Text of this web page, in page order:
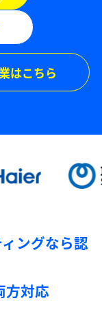
はこちら
ングなら認
方対応